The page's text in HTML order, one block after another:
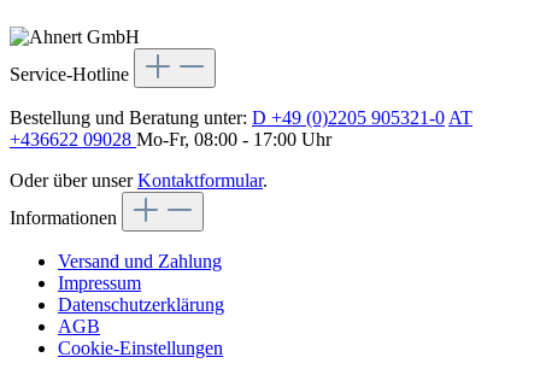
Service-Hotline
Bestellung und Beratung unter: D +49 (0)2205 905321-0 AT
+436622 09028 Mo-Fr, 08:00 - 17:00 Uhr
Oder über unserKontaktformular.
Informationen
Versand und Zahlung
Impressum
Datenschutzerklärung
AGB
Cookie-Einstellungen